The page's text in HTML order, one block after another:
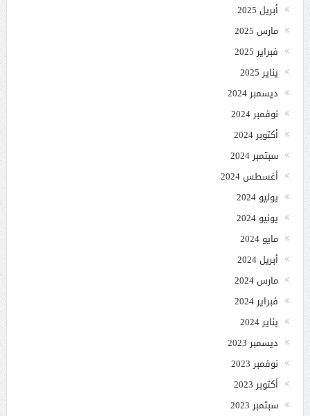
أبريل 2025
مارس 2025
فبراير 2025
يناير 2025
ديسمبر 2024
نوفمبر 2024
أكتوبر 2024
سبتمبر 2024
أغسطس 2024
يوليو 2024
يونيو 2024
مايو 2024
أبريل 2024
مارس 2024
فبراير 2024
يناير 2024
ديسمبر 2023
نوفمبر 2023
أكتوبر 2023
سبتمبر 2023